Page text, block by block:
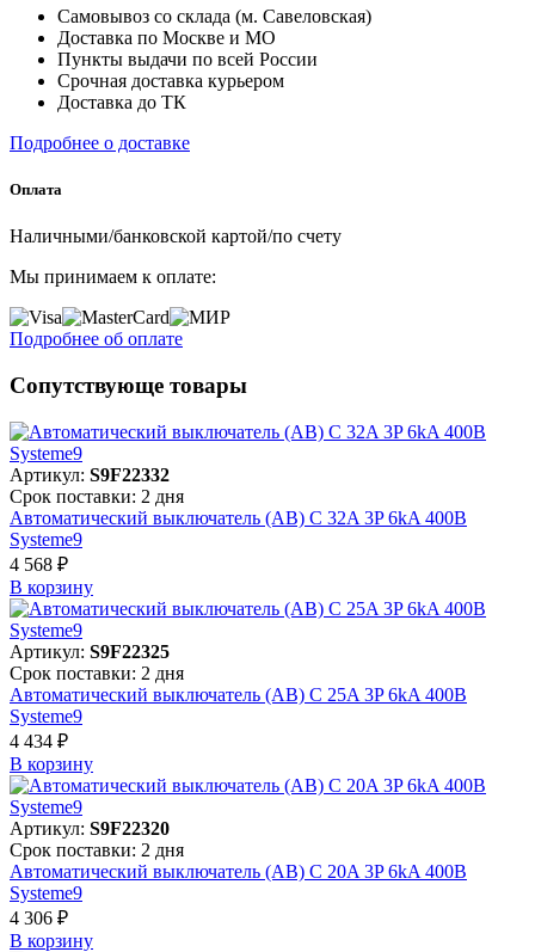
Самовывоз со склада (м. Савеловская)
Доставка по Москве и МО
Пункты выдачи по всей России
Срочная доставка курьером
Доставка до ТК
Подробнее о доставке
Оплата
Наличными/банковской картой/по счету
Мы принимаем к оплате:
Подробнее об оплате
Сопутствующе товары
Артикул: S9F22332
Срок поставки: 2 дня
Автоматический выключатель (АВ) C 32A 3P 6kA 400В
Systeme9
4 568 ₽
В корзинy
Артикул: S9F22325
Срок поставки: 2 дня
Автоматический выключатель (АВ) C 25A 3P 6kA 400В
Systeme9
4 434 ₽
В корзинy
Артикул: S9F22320
Срок поставки: 2 дня
Автоматический выключатель (АВ) C 20A 3P 6kA 400В
Systeme9
4 306 ₽
В корзинy